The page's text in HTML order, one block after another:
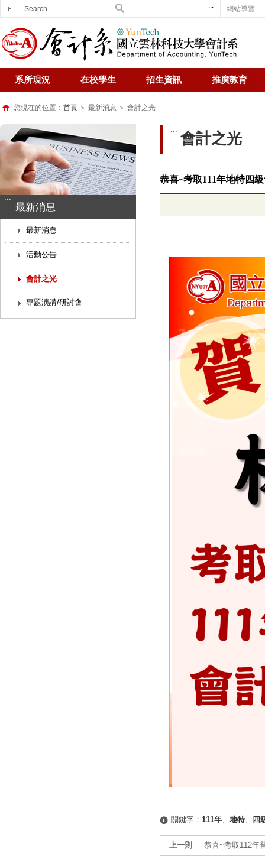
網站導覽
:::
系所現況 在校學生 招生資訊 推廣教育
您現在的位置： 首頁 ＞ 最新消息 ＞ 會計之光
:::
最新消息
最新消息
活動公告
會計之光
專題演講/研討會
::: 會計之光
恭喜~考取111年地特四
關鍵字： 111年、 地特、 四
上一則 恭喜~考取112年
Search